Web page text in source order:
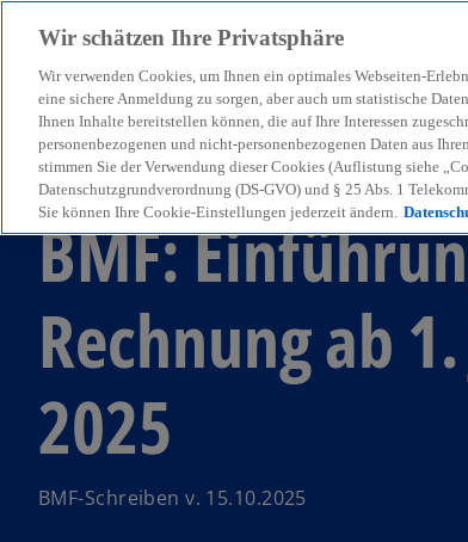
menu
KPMG Tax News
BMF:
Rechnung ab
2025
BMF-Schreiben v. 15.10.2025
Wir schätzen Ihre Privatsphäre
Wir verwenden Cookies, um Ihnen ein optimales Webseiten-
eine sichere Anmeldung zu sorgen, aber auch um statistische
Ihnen Inhalte bereitstellen können, die auf Ihre Interessen
personenbezogenen und nicht-personenbezogenen Daten aus
stimmen Sie der Verwendung dieser Cookies (Auflistung siehe
Datenschutzgrundverordnung (DS-GVO) und § 25 Abs. 1
Sie können Ihre Cookie-Einstellungen jederzeit ändern.